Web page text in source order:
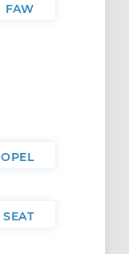
FAW
OPEL
SEAT